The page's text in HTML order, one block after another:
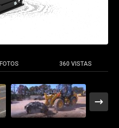
FOTOS 360 VISTAS